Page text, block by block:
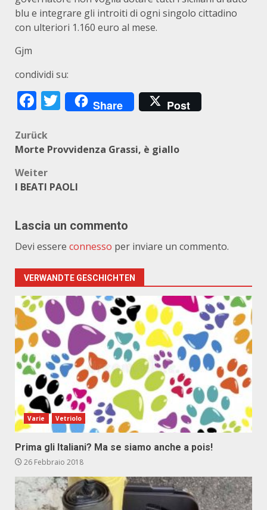
blu e integrare gli introiti di ogni singolo cittadino
con ulteriori 1.160 euro al mese.
Gjm
condividi su:
Facebook
Twitter
Share Post
Beitragsnavigation
Zurück
Morte Provvidenza Grassi, è giallo
Weiter
I BEATI PAOLI
Lascia un commento
Devi essere connesso per inviare un commento.
VERWANDTE GESCHICHTEN
Varie Vetriolo
Prima gli Italiani? Ma se siamo anche a pois!
26 Febbraio 2018